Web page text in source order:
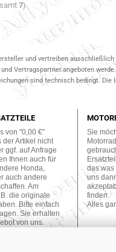
7)
und vertreiben
Vertragspartner.angeboten
sind technisch bedingt.
von "0,00 €"
der Artikel nicht
ggf. auf Anfrage
Ihnen auch für
Honda,
auch andere
Am
die originale
Bitte einfach
Sie erhalten
von uns.
Sie
das was
uns
finden.
Alles